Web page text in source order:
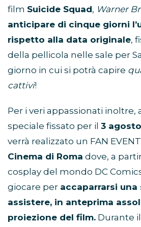
film Suicide Squad, Warner
anticipare di cinque giorni
rispetto alla data originale,
della pellicola nelle sale per
giorno in cui si potrà capire
cattivi!
Per i veri appassionati
speciale fissato per il 3 agosto
verrà realizzato un FAN
Cinema di Roma dove, a
cosplay del mondo DC
giocare per accaparrarsi
assistere, in anteprima
proiezione del film. Durante il